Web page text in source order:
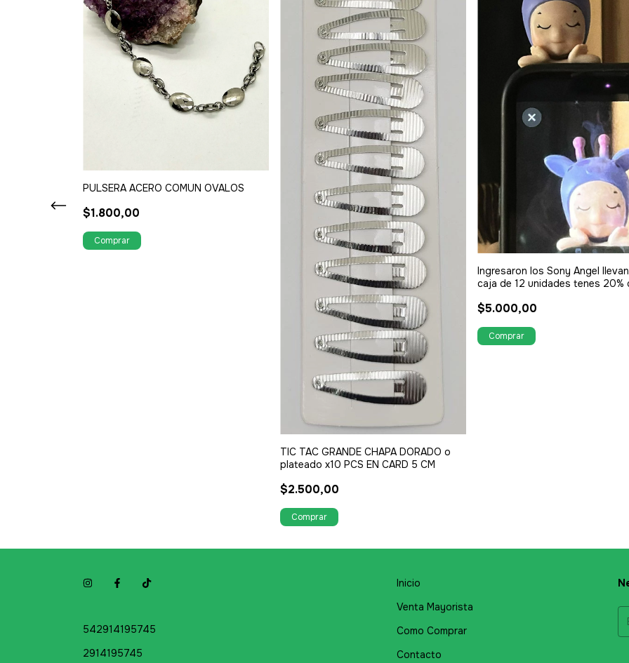
PULSERA ACERO COMUN OVALOS
$1.800,00
TIC TAC GRANDE CHAPA DORADO o
plateado x10 PCS EN CARD 5 CM
$2.500,00
Ingresaron los Sony Angel
caja de 12 unidades tenes 20%
$5.000,00
542914195745
2914195745
Inicio
Venta Mayorista
Como Comprar
Contacto